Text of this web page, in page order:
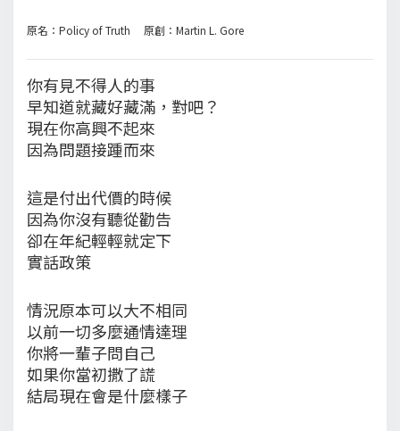
原名：Policy of Truth 原創：Martin L. Gore
你有見不得人的事
早知道就藏好藏滿，對吧？
現在你高興不起來
因為問題接踵而來
這是付出代價的時候
因為你沒有聽從勸告
卻在年紀輕輕就定下
實話政策
情況原本可以大不相同
以前一切多麼通情達理
你將一輩子問自己
如果你當初撒了謊
結局現在會是什麼樣子